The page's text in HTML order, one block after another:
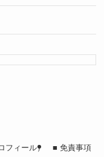
フィール）
■ 免責事項